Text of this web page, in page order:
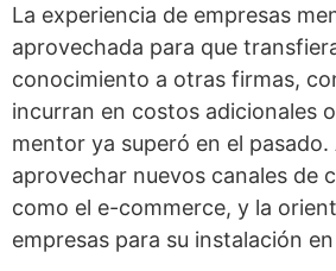
La experiencia de empresas
aprovechada para que
conocimiento a otras firmas,
incurran en costos adicionales
mentor ya superó en el pasado.
aprovechar nuevos canales de
como el e-commerce, y la
empresas para su instalación